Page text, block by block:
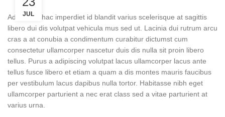
JUL
Adipiscing hac imperdiet id blandit varius scelerisque at sagittis
libero dui dis volutpat vehicula mus sed ut. Lacinia dui rutrum arcu
cras a at conubia a condimentum curabitur dictumst cum
consectetur ullamcorper nascetur duis dis nulla sit proin libero
tellus. Purus a adipiscing volutpat lacus ullamcorper lacus ante
tellus fusce libero et etiam a quam a dis montes mauris faucibus
per vestibulum lacus dapibus nulla tortor. Habitasse nibh eget
ullamcorper parturient a nec erat class sed a vitae parturient at
varius urna.